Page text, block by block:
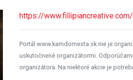
https://www.fillipiancreative.com/
Portál www.kamdomesta.sk nie je
uskutočnené organizátormi.
organizátora. Na niektoré akcie je